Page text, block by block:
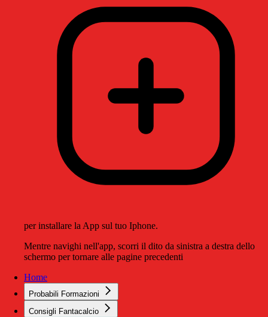
per installare la App sul tuo Iphone.
Mentre navighi nell'app, scorri il dito da sinistra a destra dello
schermo per tornare alle pagine precedenti
Home
Probabili Formazioni
Consigli Fantacalcio